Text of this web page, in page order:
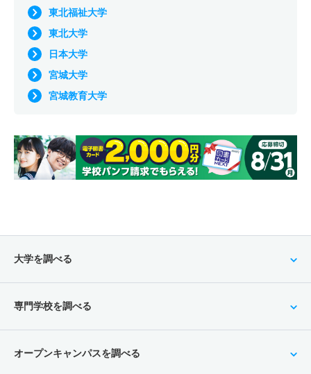
東北福祉大学
東北大学
日本大学
宮城大学
宮城教育大学
大学を調べる
専門学校を調べる
オープンキャンパスを調べる